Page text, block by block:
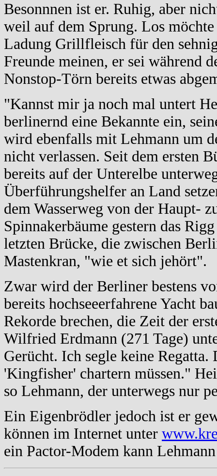
Besonnnen ist er. Ruhig, aber
weil auf dem Sprung. Los
Ladung Grillfleisch für den
Freunde meinen, er sei während
Nonstop-Törn bereits etwas
"Kannst mir ja noch mal untert
berlinernd eine Bekannte ein,
wird ebenfalls mit Lehmann um
nicht verlassen. Seit dem ersten
bereits auf der Unterelbe
Überführungshelfer an Land
dem Wasserweg von der Haupt-
Spinnakerbäume gestern das
letzten Brücke, die zwischen
Mastenkran, "wie et sich jehört".
Zwar wird der Berliner bestens
bereits hochseeerfahrene Yacht
Rekorde brechen, die Zeit der
Wilfried Erdmann (271 Tage)
Gerücht. Ich segle keine
'Kingfisher' chartern müssen."
so Lehmann, der unterwegs nur
Ein Eigenbrödler jedoch ist er
können im Internet unter
ein Pactor-Modem kann